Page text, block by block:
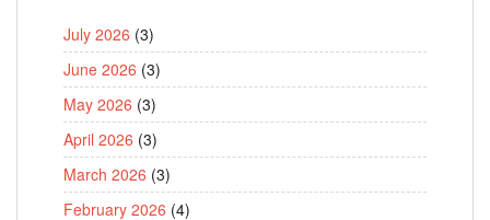
July 2026 (3)
June 2026 (3)
May 2026 (3)
April 2026 (3)
March 2026 (3)
February 2026 (4)